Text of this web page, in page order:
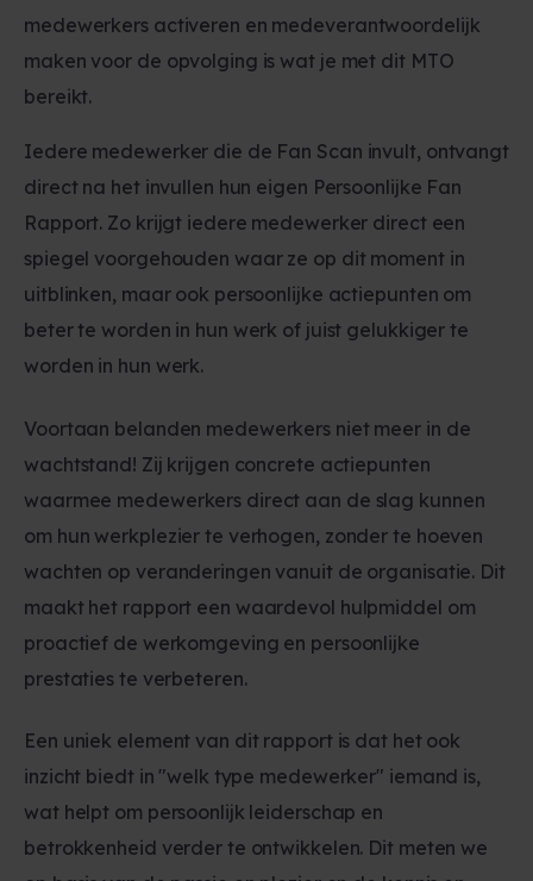
medewerkers activeren en medeverantwoordelijk
maken voor de opvolging is wat je met dit MTO
bereikt.
Iedere medewerker die de Fan Scan invult, ontvangt
direct na het invullen hun eigen Persoonlijke Fan
Rapport. Zo krijgt iedere medewerker direct een
spiegel voorgehouden waar ze op dit moment in
uitblinken, maar ook persoonlijke actiepunten om
beter te worden in hun werk of juist gelukkiger te
worden in hun werk.
Voortaan belanden medewerkers niet meer in de
wachtstand! Zij krijgen concrete actiepunten
waarmee medewerkers direct aan de slag kunnen
om hun werkplezier te verhogen, zonder te hoeven
wachten op veranderingen vanuit de organisatie. Dit
maakt het rapport een waardevol hulpmiddel om
proactief de werkomgeving en persoonlijke
prestaties te verbeteren.
Een uniek element van dit rapport is dat het ook
inzicht biedt in "welk type medewerker" iemand is,
wat helpt om persoonlijk leiderschap en
betrokkenheid verder te ontwikkelen. Dit meten we